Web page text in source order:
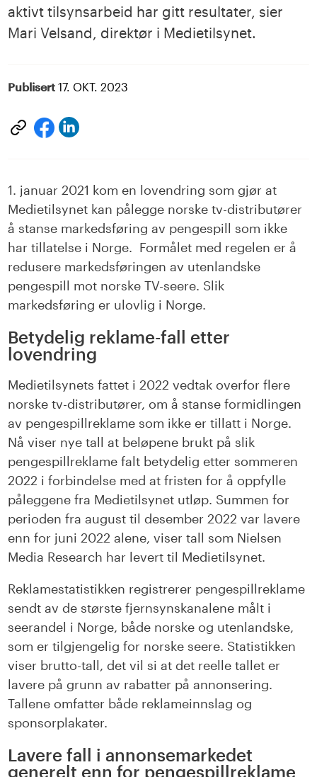
aktivt tilsynsarbeid har gitt resultater, sier
Mari Velsand, direktør i Medietilsynet.
Publisert 17. OKT. 2023
Del Del
1. januar 2021 kom en lovendring som gjør at
Medietilsynet kan pålegge norske tv-distributører
å stanse markedsføring av pengespill som ikke
har tillatelse i Norge. Formålet med regelen er å
redusere markedsføringen av utenlandske
pengespill mot norske TV-seere. Slik
markedsføring er ulovlig i Norge.
Betydelig reklame-fall etter
lovendring
Medietilsynets fattet i 2022 vedtak overfor flere
norske tv-distributører, om å stanse formidlingen
av pengespillreklame som ikke er tillatt i Norge.
Nå viser nye tall at beløpene brukt på slik
pengespillreklame falt betydelig etter sommeren
2022 i forbindelse med at fristen for å oppfylle
påleggene fra Medietilsynet utløp. Summen for
perioden fra august til desember 2022 var lavere
enn for juni 2022 alene, viser tall som Nielsen
Media Research har levert til Medietilsynet.
Reklamestatistikken registrerer pengespillreklame
sendt av de største fjernsynskanalene målt i
seerandel i Norge, både norske og utenlandske,
som er tilgjengelig for norske seere. Statistikken
viser brutto-tall, det vil si at det reelle tallet er
lavere på grunn av rabatter på annonsering.
Tallene omfatter både reklameinnslag og
sponsorplakater.
Lavere fall i annonsemarkedet
generelt enn for pengespillreklame